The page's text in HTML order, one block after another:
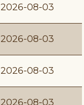
2026-08-03
2026-08-03
2026-08-03
2026-08-03